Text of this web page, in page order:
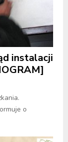
instalacji
o